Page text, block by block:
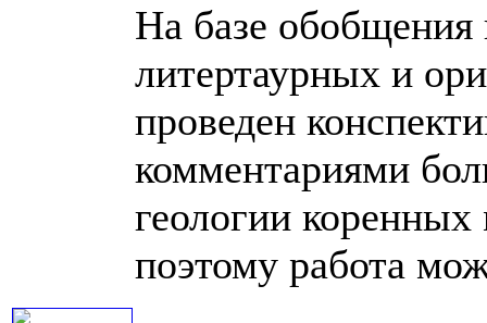
На базе
литертаурных и
проведен
комментариями
геологии
поэтому работа